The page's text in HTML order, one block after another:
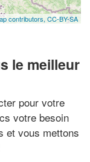
contributors, CC-BY-SA
le meilleur
pour votre
votre besoin
et vous mettons